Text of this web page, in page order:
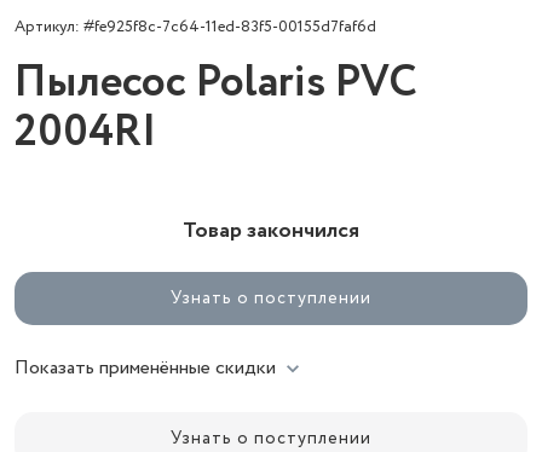
Артикул: #fe925f8c-7c64-11ed-83f5-00155d7faf6d
Пылесос Polaris PVC
2004RI
Товар закончился
Узнать о поступлении
Показать применённые скидки
Узнать о поступлении